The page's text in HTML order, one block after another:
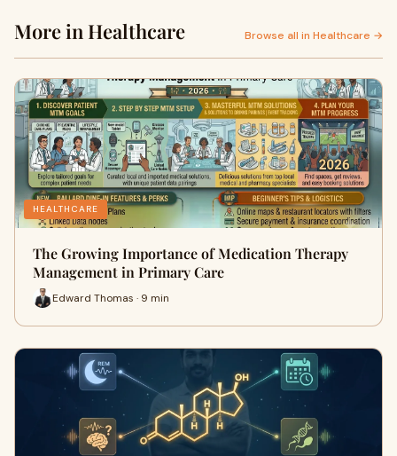
More in Healthcare Browse all in Healthcare →
HEALTHCARE
The Growing Importance of Medication Therapy
Management in Primary Care
Edward Thomas · 9 min